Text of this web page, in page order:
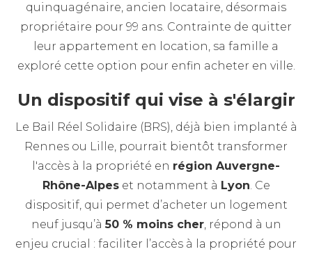
quinquagénaire, ancien locataire, désormais
propriétaire pour 99 ans. Contrainte de quitter
leur appartement en location, sa famille a
exploré cette option pour enfin acheter en ville.
Un dispositif qui vise à s'élargir
Le Bail Réel Solidaire (BRS), déjà bien implanté à
Rennes ou Lille, pourrait bientôt transformer
l'accès à la propriété en région Auvergne-
Rhône-Alpeset notamment à Lyon. Ce
dispositif, qui permet d’acheter un logement
neuf jusqu’à50 % moins cher, répond à un
enjeu crucial : faciliter l’accès à la propriété pour